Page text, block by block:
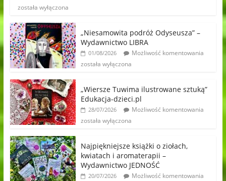
została wyłączona
„Niesamowita podróż Odyseusza” –
Wydawnictwo LIBRA
01/08/2026
Możliwość komentowania
została wyłączona
„Wiersze Tuwima ilustrowane sztuką”
Edukacja-dzieci.pl
28/07/2026
Możliwość komentowania
została wyłączona
Najpiękniejsze książki o ziołach,
kwiatach i aromaterapii –
Wydawnictwo JEDNOŚĆ
20/07/2026
Możliwość komentowania